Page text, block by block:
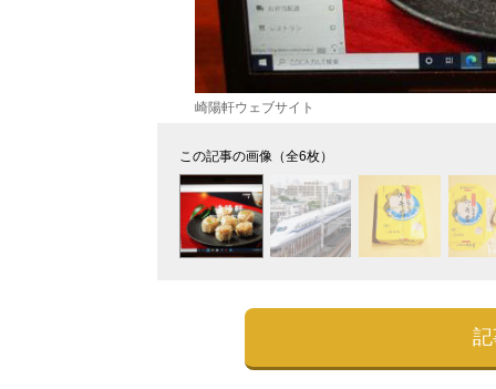
崎陽軒ウェブサイト
この記事の画像（全6枚）